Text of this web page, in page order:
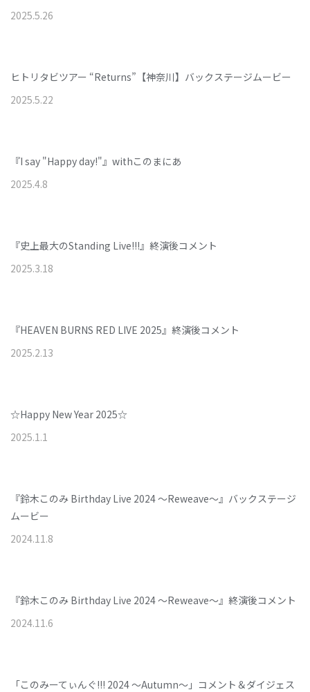
2025.5.26
ヒトリタビツアー “Returns”【神奈川】バックステージムービー
2025.5.22
『I say "Happy day!"』withこのまにあ
2025.4.8
『史上最大のStanding Live!!!』終演後コメント
2025.3.18
『HEAVEN BURNS RED LIVE 2025』終演後コメント
2025.2.13
☆Happy New Year 2025☆
2025.1.1
『鈴木このみ Birthday Live 2024 ～Reweave～』バックステージ
ムービー
2024.11.8
『鈴木このみ Birthday Live 2024 ～Reweave～』終演後コメント
2024.11.6
「このみーてぃんぐ!!! 2024 ～Autumn～」コメント＆ダイジェス